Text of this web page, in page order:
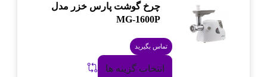
چرخ گوشت پارس خزر مدل
MG-1600P
تماس بگیرید
انتخاب گزینه ها